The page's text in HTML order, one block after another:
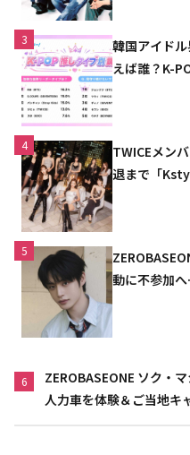
3
韓国アイド
えば誰？K-
4
TWICEメン
退まで「
5
動に不参加
6
ZEROBASEONE ソク・
人力車を体験＆ご当地キ